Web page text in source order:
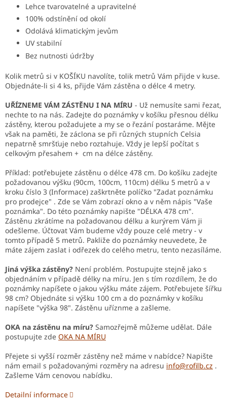
Lehce tvarovatelné a upravitelné
100% odstínění od okolí
Odolává klimatickým jevům
UV stabilní
Bez nutnosti údržby
Kolik metrů si v KOŠÍKU navolíte, tolik metrů Vám přijde v kuse.
Objednáte-li si 4 ks, přijde Vám zástěna o délce 4 metry.
UŘÍZNEME VÁM ZÁSTĚNU I NA MÍRU - Už nemusíte sami řezat,
nechte to na nás. Zadejte do poznámky v košíku přesnou délku
zástěny, kterou požadujete a my se o řezání postaráme. Mějte
však na paměti, že záclona se při různých stupních Celsia
nepatrně smršťuje nebo roztahuje. Vždy je lepší počítat s
celkovým přesahem + cm na délce zástěny.
Příklad: potřebujete zástěnu o délce 478 cm. Do košíku zadejte
požadovanou výšku (90cm, 100cm, 110cm) délku 5 metrů a v
kroku číslo 3 (Informace) zaškrtněte políčko "Zadat poznámku
pro prodejce" . Zde se Vám zobrazí okno a v něm nápis "Vaše
poznámka". Do této poznámky napište "DÉLKA 478 cm".
Zástěnu zkrátíme na požadovanou délku a kurýrem Vám ji
odešleme. Účtovat Vám budeme vždy pouze celé metry - v
tomto případě 5 metrů. Pakliže do poznámky neuvedete, že
máte zájem zaslat i odřezek do celého metru, tento nezasíláme.
Jiná výška zástěny? Není problém. Postupujte stejně jako s
objednáním v případě délky na míru. Jen s tím rozdílem, že do
poznámky napíšete o jakou výšku máte zájem. Potřebujete šířku
98 cm? Objednáte si výšku 100 cm a do poznámky v košíku
napíšete "výška 98". Zástěnu uříznme a zašleme.
OKA na zástěnu na míru? Samozřejmě můžeme udělat. Dále
postupujte zde OKA NA MÍRU
Přejete si vyšší rozměr zástěny než máme v nabídce? Napište
nám email s požadovanými rozměry na adresu info@rofilb.cz .
Zašleme Vám cenovou nabídku.
Detailní informace